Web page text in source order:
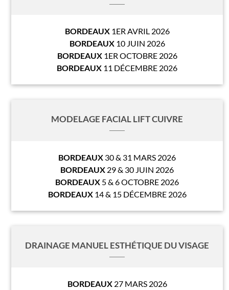
BORDEAUX 1ER AVRIL 2026
BORDEAUX 10 JUIN 2026
BORDEAUX 1ER OCTOBRE 2026
BORDEAUX 11 DÉCEMBRE 2026
MODELAGE FACIAL LIFT CUIVRE
BORDEAUX 30 & 31 MARS 2026
BORDEAUX 29 & 30 JUIN 2026
BORDEAUX 5 & 6 OCTOBRE 2026
BORDEAUX 14 & 15 DÉCEMBRE 2026
DRAINAGE MANUEL ESTHÉTIQUE DU VISAGE
BORDEAUX 27 MARS 2026